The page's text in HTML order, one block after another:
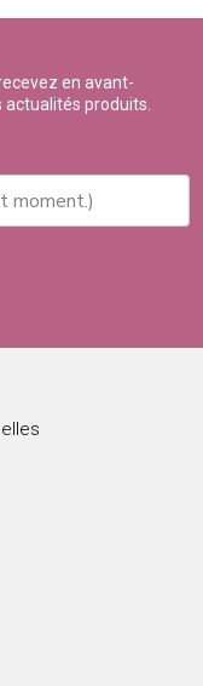
en avant-
produits.